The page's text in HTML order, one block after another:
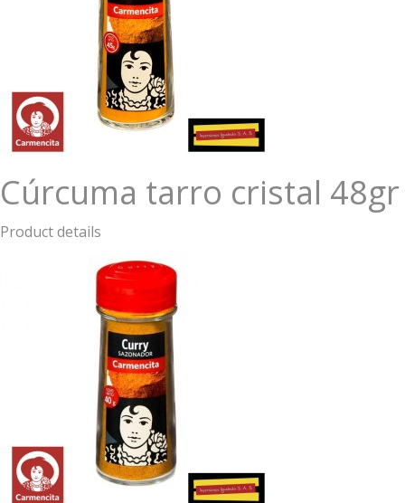
Cúrcuma tarro cristal 48gr
Product details